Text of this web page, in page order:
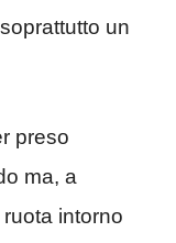
un
preso
ma, a
intorno